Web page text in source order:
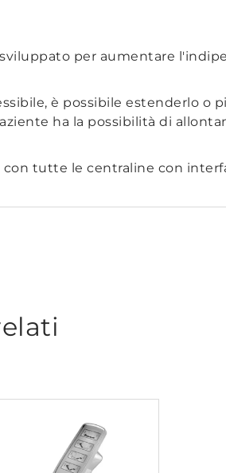
per aumentare
è possibile estenderlo o
ha la possibilità di
tutte le centraline con